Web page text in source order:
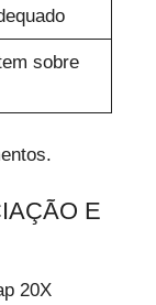
sobre
E
20X